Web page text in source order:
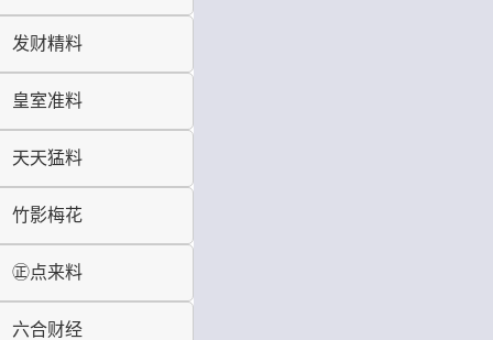
发财精料
皇室准料
天天猛料
竹影梅花
㊣点来料
六合财经